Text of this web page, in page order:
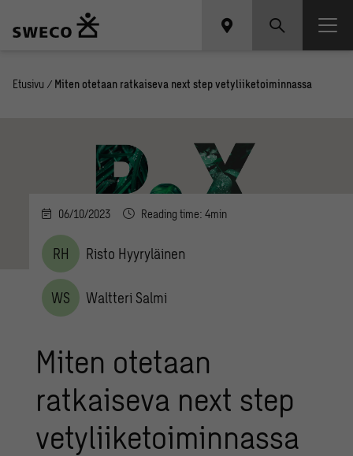
Etusivu / Miten otetaan ratkaiseva next step vetyliiketoiminnassa
06/10/2023 Reading time: 4min
RH Risto Hyyryläinen
WS Waltteri Salmi
Miten otetaan
ratkaiseva next step
vetyliiketoiminnassa